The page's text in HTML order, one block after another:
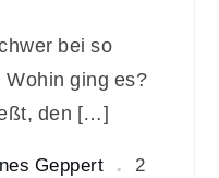
bei so
ging es?
den […]
Geppert
2